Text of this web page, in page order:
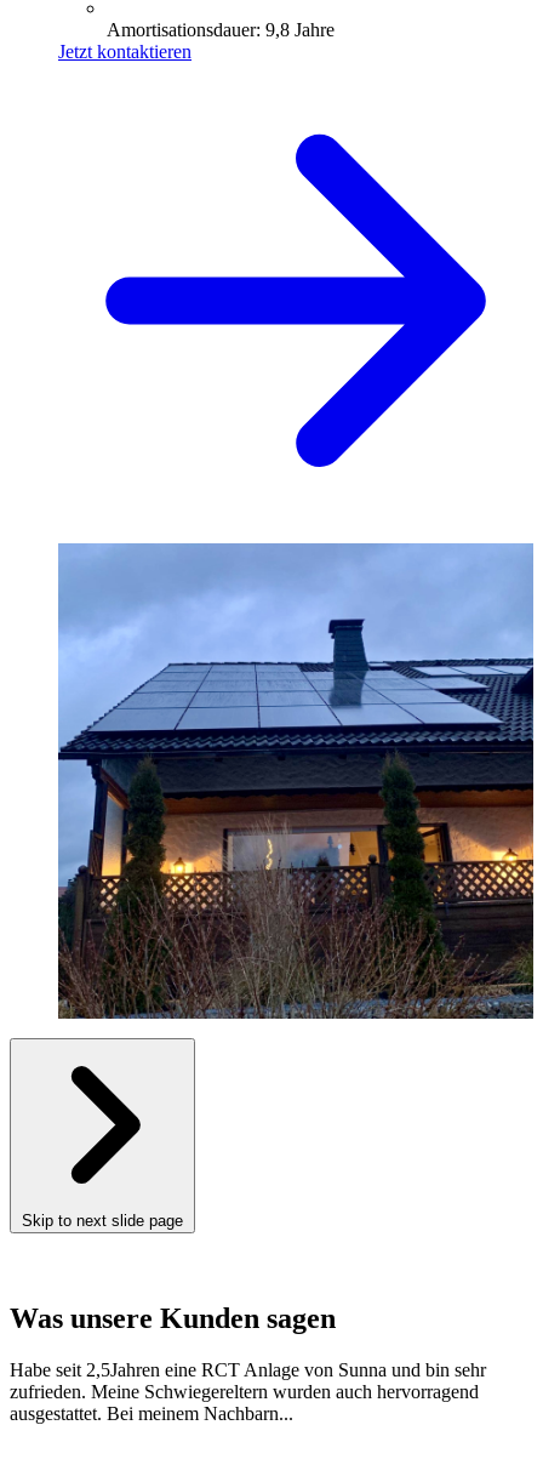
Amortisationsdauer: 9,8 Jahre
Jetzt kontaktieren
Skip to next slide page
Was unsere Kunden sagen
Habe seit 2,5Jahren eine RCT Anlage von Sunna und bin sehr
zufrieden. Meine Schwiegereltern wurden auch hervorragend
ausgestattet. Bei meinem Nachbarn...